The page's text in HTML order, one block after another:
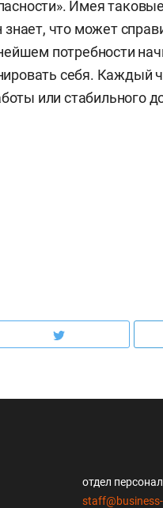
Имея
знает, что может
потребности
себя. Каждый
или стабильного
отдел